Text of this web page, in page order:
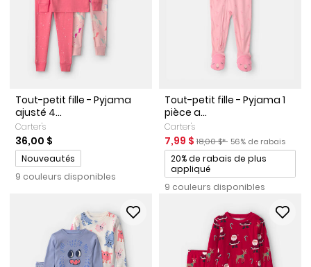
Tout-petit fille - Pyjama
ajusté 4...
Carter's
36,00 $
Promotions
Nouveautés
9 couleurs disponibles
Tout-petit fille - Pyjama 1
pièce a...
Carter's
Prix de solde
7,99 $Prix ​​de détail suggéré par le
18,00 $* Pourcentage de
56% de rabais
Promotions
20% de rabais de plus
appliqué
9 couleurs disponibles